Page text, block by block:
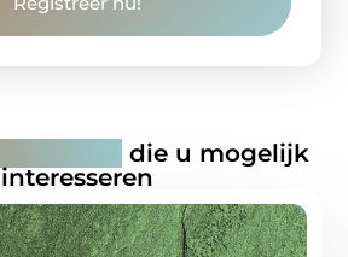
die u mogelijk
interesseren